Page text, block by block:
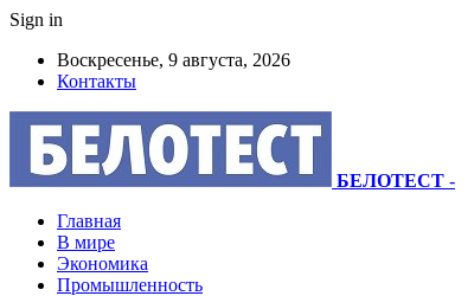
Sign in
Воскресенье, 9 августа, 2026
Контакты
БЕЛОТЕСТ -
Главная
В мире
Экономика
Промышленность